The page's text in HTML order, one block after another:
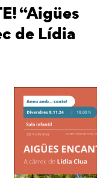
“Aigües
de Lídia